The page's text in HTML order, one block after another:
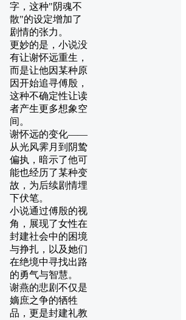
字，这种"阴魂不
散"的设定增加了
剧情的张力。
更妙的是，小说没
有让谢怀远重生，
而是让他因某种原
因开始追寻傅殷，
这种不确定性让读
者产生更多想象空
间。
谢怀远的变化——
从光风霁月到阴鸷
偏执，暗示了他可
能也经历了某种变
故，为后续剧情埋
下伏笔。
小说通过傅殷的视
角，展现了女性在
封建社会中的困境
与挣扎，以及她们
在绝境中寻找出路
的勇气与智慧。
谢燕的悲剧不仅是
嫡庶之争的牺牲
品，更是封建礼教